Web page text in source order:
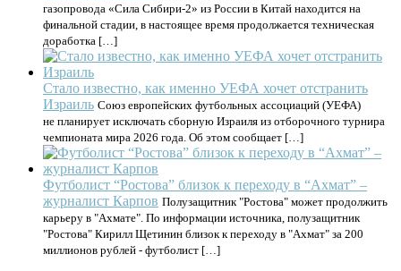
газопровода «Сила Сибири-2» из России в Китай находится на
финальной стадии, в настоящее время продолжается техническая
доработка […]
Стало известно, как именно УЕФА хочет отстранить
Израиль Союз европейских футбольных ассоциаций (УЕФА)
не планирует исключать сборную Израиля из отборочного турнира
чемпионата мира 2026 года. Об этом сообщает […]
Футболист “Ростова” близок к переходу в “Ахмат” –
журналист Карпов Полузащитник "Ростова" может продолжить
карьеру в "Ахмате". По информации источника, полузащитник
"Ростова" Кирилл Щетинин близок к переходу в "Ахмат" за 200
миллионов рублей - футболист […]